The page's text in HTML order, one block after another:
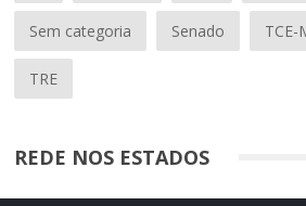
Sem categoria Senado TCE-
TRE
REDE NOS ESTADOS